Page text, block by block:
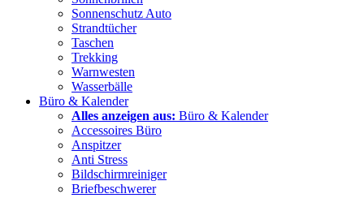
Sonnenschutz Auto
Strandtücher
Taschen
Trekking
Warnwesten
Wasserbälle
Büro & Kalender
Alles anzeigen aus: Büro & Kalender
Accessoires Büro
Anspitzer
Anti Stress
Bildschirmreiniger
Briefbeschwerer